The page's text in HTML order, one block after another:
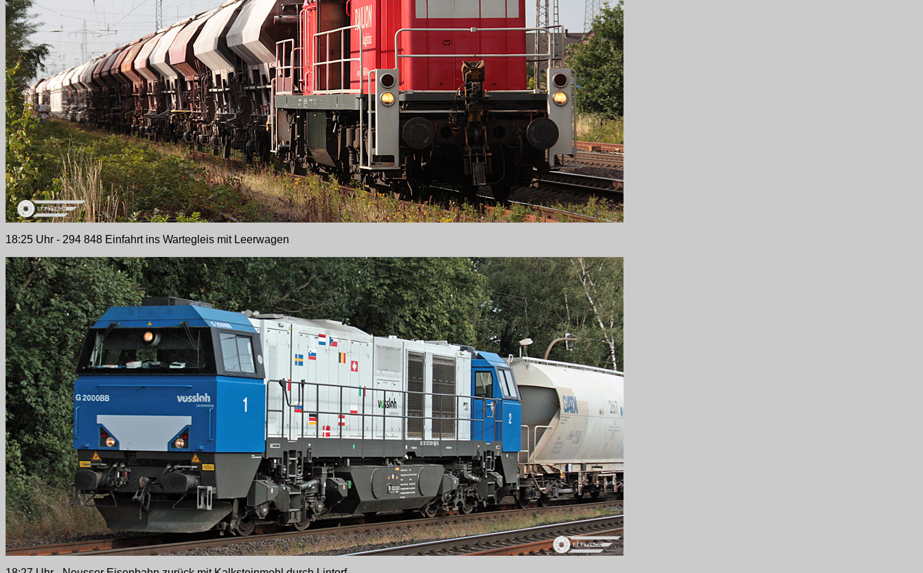
18:25 Uhr - 294 848 Einfahrt ins Wartegleis mit Leerwagen